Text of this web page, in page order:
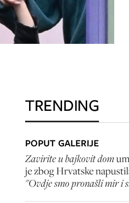
TRENDING
POPUT GALERIJE
Zavirite u bajkovit dom
je zbog Hrvatske
"Ovdje smo pronašli mir i